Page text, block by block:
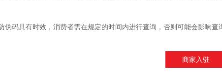
伪码具有时效，消费者需在规定的时间内进行查询，否则可能会影响查
商家入驻